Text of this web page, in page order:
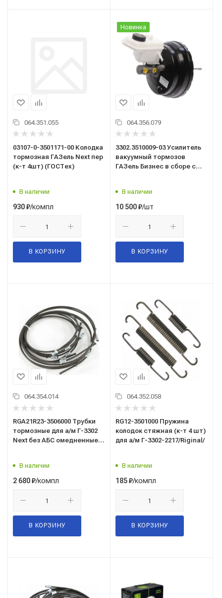
064.351.055
03107-0-3501171-00 Колодка
тормозная ГАЗель Next пер
(к-т 4шт) (ГОСТех)
В наличии
930₽/компл
В КОРЗИНУ
Новинка
064.356.079
3302.3510009-03 Усилитель
вакуумный тормозов
ГАЗель Бизнес в сборе с
В наличии
10 500₽/шт
В КОРЗИНУ
064.354.014
RGA21R23-3506000 Трубки
тормозные для а/м Г-3302
Next без АБС омедненные с
В наличии
2 680₽/компл
В КОРЗИНУ
064.352.058
RG12-3501000 Пружина
колодок стяжная (к-т 4 шт)
для а/м Г-3302-2217/Riginal/
В наличии
185₽/компл
В КОРЗИНУ